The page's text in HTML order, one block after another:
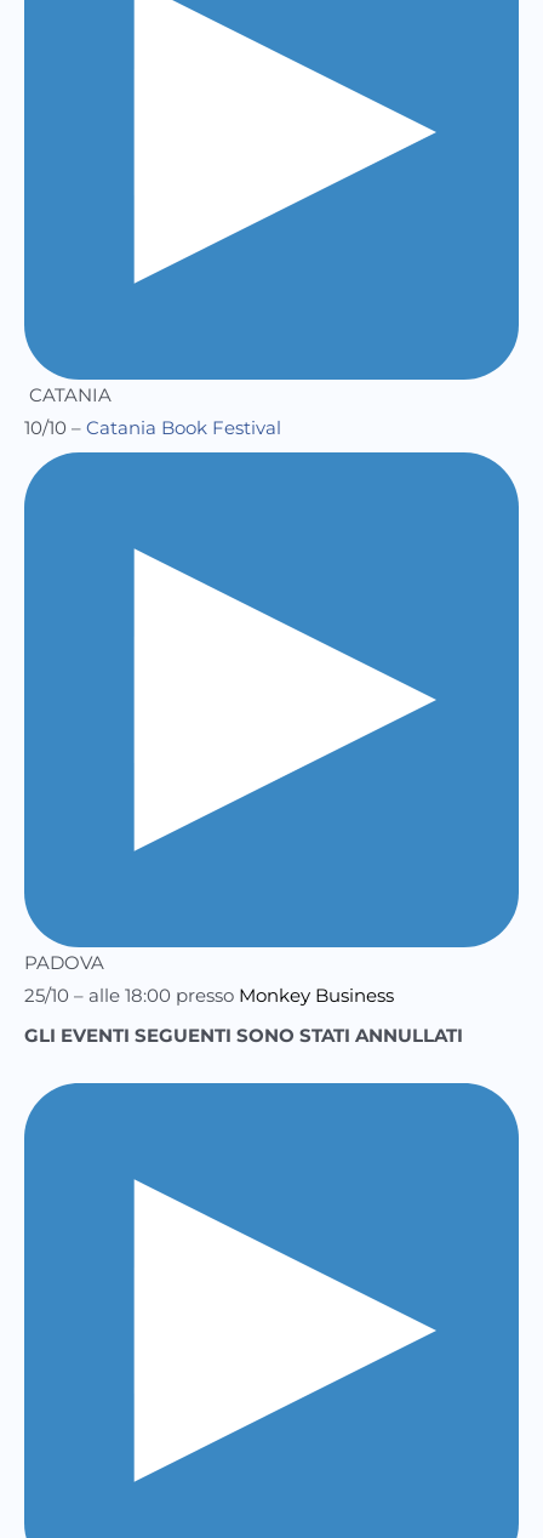
CATANIA
10/10 – Catania Book Festival
PADOVA
25/10 – alle 18:00 presso Monkey Business
GLI EVENTI SEGUENTI SONO STATI ANNULLATI